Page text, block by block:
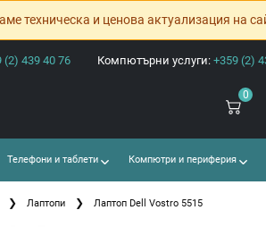
техническа и ценова актуализация на
(2) 439 40 76 Компютърни услуги: +359 (2)
0
Телефони и таблети Компютри и периферия
Лаптопи Лаптоп Dell Vostro 5515